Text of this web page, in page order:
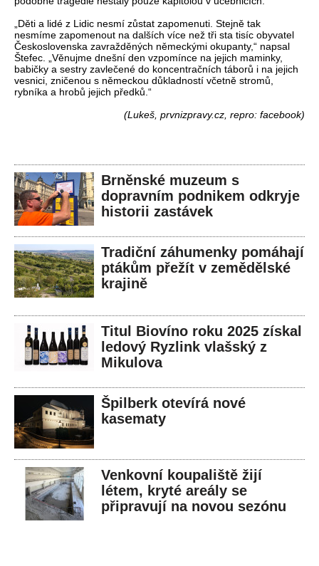
„Děti a lidé z Lidic nesmí zůstat zapomenuti. Stejně tak
nesmíme zapomenout na dalších více než tři sta tisíc obyvatel
Československa zavražděných německými okupanty,“ napsal
Štefec. „Věnujme dnešní den vzpomínce na jejich maminky,
babičky a sestry zavlečené do koncentračních táborů i na jejich
vesnici, zničenou s německou důkladností včetně stromů,
rybníka a hrobů jejich předků.“
(Lukeš, prvnizpravy.cz, repro: facebook)
Brněnské muzeum s
dopravním podnikem odkryje
historii zastávek
Tradiční záhumenky pomáhají
ptákům přežít v zemědělské
krajině
Titul Biovíno roku 2025 získal
ledový Ryzlink vlašský z
Mikulova
Špilberk otevírá nové
kasematy
Venkovní koupaliště žijí
létem, kryté areály se
připravují na novou sezónu